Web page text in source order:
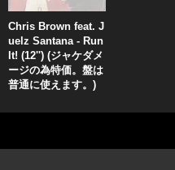
Chris Brown feat. J
uelz Santana - Run
It! (12'') (ジャケダメ
ージの為特価。盤は
普通に使えます。)